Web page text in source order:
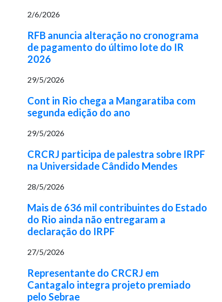
2/6/2026
RFB anuncia alteração no cronograma
de pagamento do último lote do IR
2026
29/5/2026
Cont in Rio chega a Mangaratiba com
segunda edição do ano
29/5/2026
CRCRJ participa de palestra sobre IRPF
na Universidade Cândido Mendes
28/5/2026
Mais de 636 mil contribuintes do Estado
do Rio ainda não entregaram a
declaração do IRPF
27/5/2026
Representante do CRCRJ em
Cantagalo integra projeto premiado
pelo Sebrae